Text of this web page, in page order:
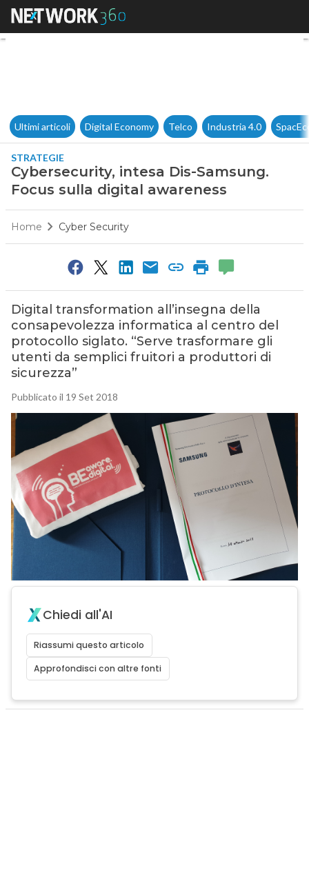
Cybersecurity, intesa Dis-
Ultimi articoli Digital Economy Telco Industria 4.0
STRATEGIE
Cybersecurity, intesa Dis-Samsung.
Focus sulla digital awareness
Home Cyber Security
Digital transformation all’insegna della
consapevolezza informatica al centro del
protocollo siglato. “Serve trasformare gli
utenti da semplici fruitori a produttori di
sicurezza”
Pubblicato il 19 Set 2018
Chiedi all'AI
Riassumi questo articolo
Approfondisci con altre fonti